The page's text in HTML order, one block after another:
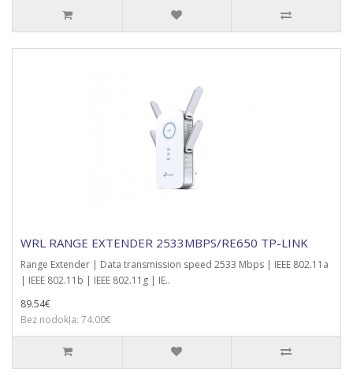
WRL RANGE EXTENDER 2533MBPS/RE650 TP-LINK
Range Extender | Data transmission speed 2533 Mbps | IEEE 802.11a
| IEEE 802.11b | IEEE 802.11g | IE..
89.54€
Bez nodokļa: 74.00€